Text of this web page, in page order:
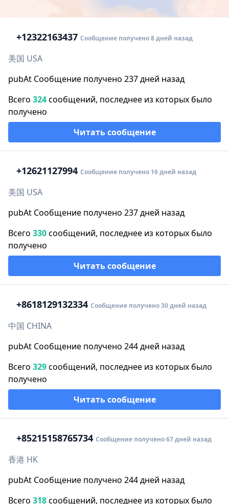
+12322163437 Сообщение получено 8 дней назад
美国 USA
pubAt Сообщение получено 237 дней назад
Всего 324сообщений, последнее из которых было
получено
Читать сообщение
+12621127994 Сообщение получено 16 дней назад
美国 USA
pubAt Сообщение получено 237 дней назад
Всего 330сообщений, последнее из которых было
получено
Читать сообщение
+8618129132334 Сообщение получено 30 дней назад
中国 CHINA
pubAt Сообщение получено 244 дней назад
Всего 329сообщений, последнее из которых было
получено
Читать сообщение
+85215158765734 Сообщение получено 67 дней назад
香港 HK
pubAt Сообщение получено 244 дней назад
Всего 318сообщений, последнее из которых было